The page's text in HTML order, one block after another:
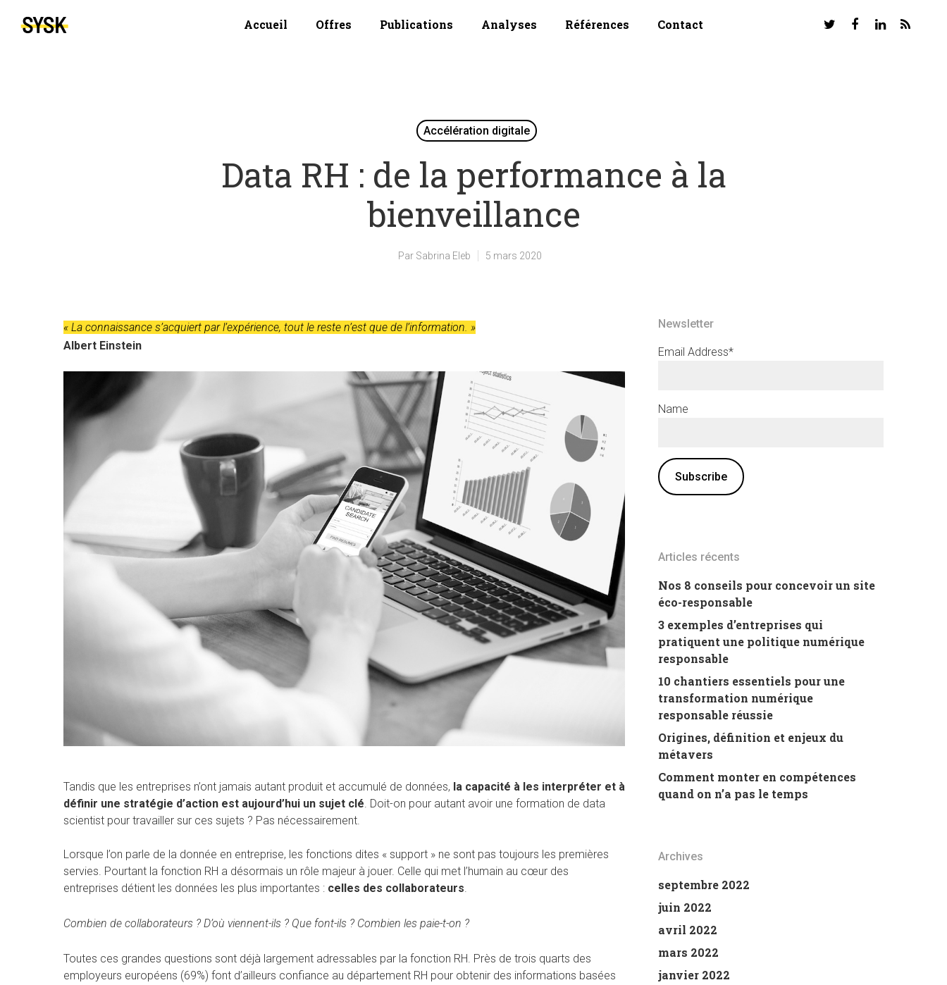
Accueil Offres Publications Analyses Références Contact
Accélération digitale
Data RH : de la performance à la
bienveillance
Par Sabrina Eleb 5 mars 2020
« La connaissance s’acquiert par l’expérience, tout le reste n’est que de l’information. »
Albert Einstein
Tandis que les entreprises n’ont jamais autant produit et accumulé de données, la capacité à les interpréter et à
définir une stratégie d’action est aujourd’hui un sujet clé . Doit-on pour autant avoir une formation de data
scientist pour travailler sur ces sujets ? Pas nécessairement.
Lorsque l’on parle de la donnée en entreprise, les fonctions dites « support » ne sont pas toujours les premières
servies. Pourtant la fonction RH a désormais un rôle majeur à jouer. Celle qui met l’humain au cœur des
entreprises détient les données les plus importantes : celles des collaborateurs
Combien de collaborateurs ? D’où viennent-ils ? Que font-ils ? Combien les paie-t-on ?
Toutes ces grandes questions sont déjà largement adressables par la fonction RH. Près de trois quarts des
employeurs européens (69%) font d’ailleurs confiance au département RH pour obtenir des informations basées
Newsletter
Email Address*
Name
Articles récents
Nos 8 conseils pour concevoir un site
éco-responsable
3 exemples d’entreprises qui
pratiquent une politique numérique
responsable
10 chantiers essentiels pour une
transformation numérique
responsable réussie
Origines, définition et enjeux du
métavers
Comment monter en compétences
quand on n’a pas le temps
Archives
septembre 2022
juin 2022
avril 2022
mars 2022
janvier 2022